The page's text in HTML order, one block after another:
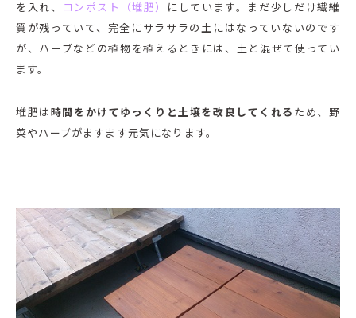
を入れ、
コンポスト（堆肥） にしています。まだ少しだけ繊維
質が残っていて、完全にサラサラの土にはなっていないのです
が、ハーブなどの植物を植えるときには、土と混ぜて使ってい
ます。
堆肥は時間をかけてゆっくりと土壌を改良してくれる ため、野
菜やハーブがますます元気になります。